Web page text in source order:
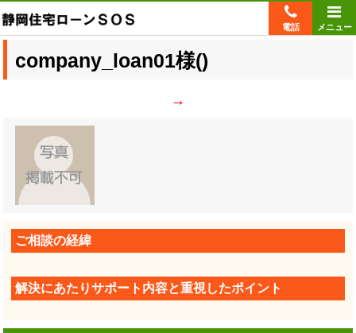
電話 メニュー
company_loan01様()
→
ご相談の経緯
解決にあたりサポート内容と重視したポイント